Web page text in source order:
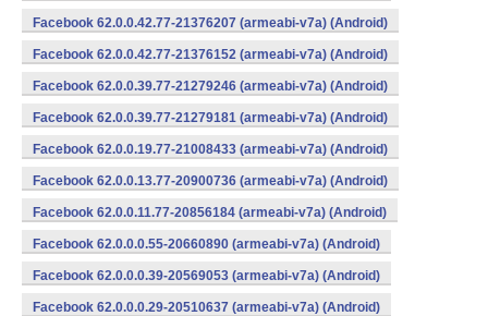
Facebook 62.0.0.42.77-21376207 (armeabi-v7a) (Android)
Facebook 62.0.0.42.77-21376152 (armeabi-v7a) (Android)
Facebook 62.0.0.39.77-21279246 (armeabi-v7a) (Android)
Facebook 62.0.0.39.77-21279181 (armeabi-v7a) (Android)
Facebook 62.0.0.19.77-21008433 (armeabi-v7a) (Android)
Facebook 62.0.0.13.77-20900736 (armeabi-v7a) (Android)
Facebook 62.0.0.11.77-20856184 (armeabi-v7a) (Android)
Facebook 62.0.0.0.55-20660890 (armeabi-v7a) (Android)
Facebook 62.0.0.0.39-20569053 (armeabi-v7a) (Android)
Facebook 62.0.0.0.29-20510637 (armeabi-v7a) (Android)